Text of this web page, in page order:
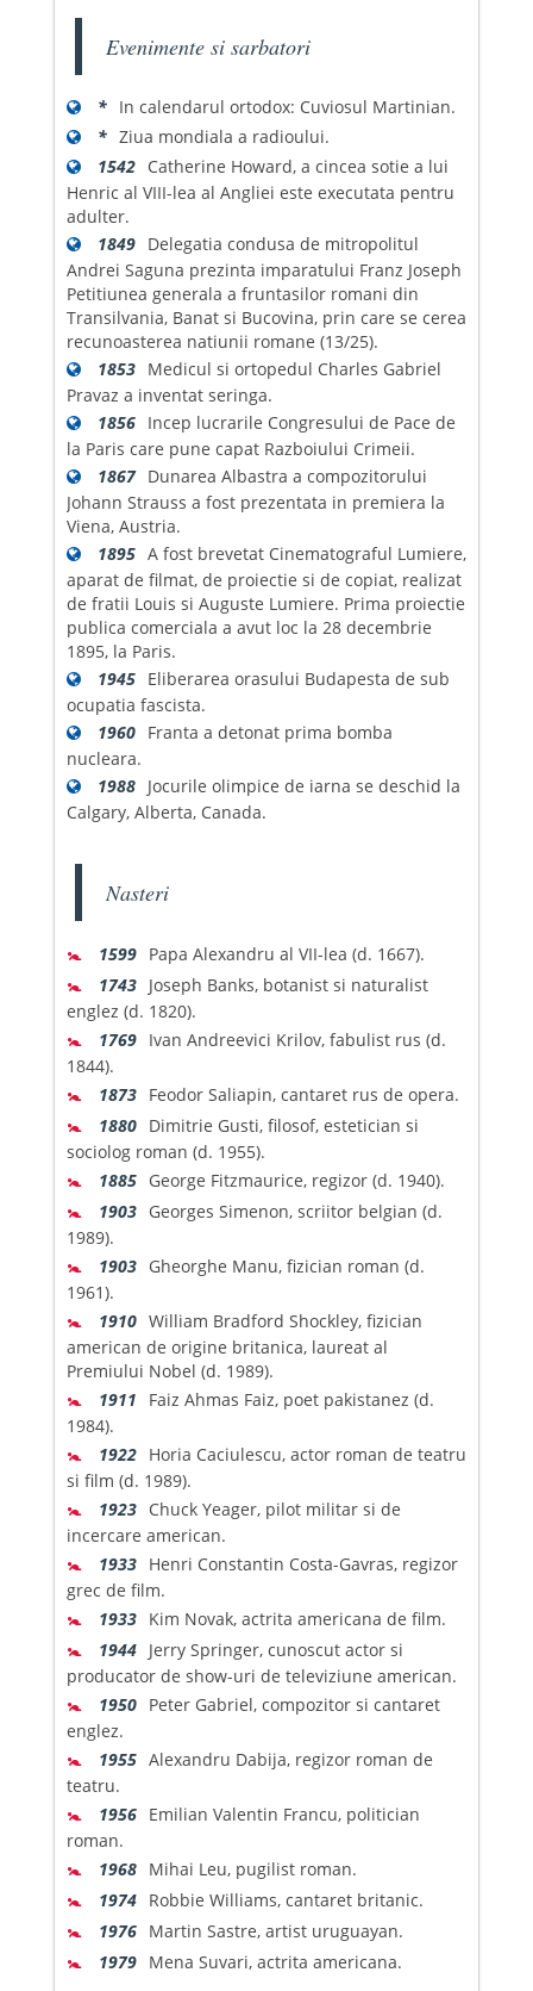
Evenimente si sarbatori
* In calendarul ortodox: Cuviosul Martinian.
* Ziua mondiala a radioului.
1542 Catherine Howard, a cincea sotie a lui
Henric al VIII-lea al Angliei este executata pentru
adulter.
1849 Delegatia condusa de mitropolitul
Andrei Saguna prezinta imparatului Franz Joseph
Petitiunea generala a fruntasilor romani din
Transilvania, Banat si Bucovina, prin care se cerea
recunoasterea natiunii romane (13/25).
1853 Medicul si ortopedul Charles Gabriel
Pravaz a inventat seringa.
1856 Incep lucrarile Congresului de Pace de
la Paris care pune capat Razboiului Crimeii.
1867 Dunarea Albastra a compozitorului
Johann Strauss a fost prezentata in premiera la
Viena, Austria.
1895 A fost brevetat Cinematograful Lumiere,
aparat de filmat, de proiectie si de copiat, realizat
de fratii Louis si Auguste Lumiere. Prima proiectie
publica comerciala a avut loc la 28 decembrie
1895, la Paris.
1945 Eliberarea orasului Budapesta de sub
ocupatia fascista.
1960 Franta a detonat prima bomba
nucleara.
1988 Jocurile olimpice de iarna se deschid la
Calgary, Alberta, Canada.
Nasteri
🚼 1599 Papa Alexandru al VII-lea (d. 1667).
🚼 1743 Joseph Banks, botanist si naturalist
englez (d. 1820).
🚼 1769 Ivan Andreevici Krilov, fabulist rus (d.
1844).
🚼 1873 Feodor Saliapin, cantaret rus de opera.
🚼 1880 Dimitrie Gusti, filosof, estetician si
sociolog roman (d. 1955).
🚼 1885 George Fitzmaurice, regizor (d. 1940).
🚼 1903 Georges Simenon, scriitor belgian (d.
1989).
🚼 1903 Gheorghe Manu, fizician roman (d.
1961).
🚼 1910 William Bradford Shockley, fizician
american de origine britanica, laureat al
Premiului Nobel (d. 1989).
🚼 1911
Faiz Ahmas Faiz, poet pakistanez (d.
1984).
🚼 1922 Horia Caciulescu, actor roman de teatru
si film (d. 1989).
🚼 1923 Chuck Yeager, pilot militar si de
incercare american.
🚼 1933 Henri Constantin Costa-Gavras, regizor
grec de film.
🚼 1933 Kim Novak, actrita americana de film.
🚼 1944 Jerry Springer, cunoscut actor si
producator de show-uri de televiziune american.
🚼 1950 Peter Gabriel, compozitor si cantaret
englez.
🚼 1955 Alexandru Dabija, regizor roman de
teatru.
🚼 1956 Emilian Valentin Francu, politician
roman.
🚼 1968 Mihai Leu, pugilist roman.
🚼 1974 Robbie Williams, cantaret britanic.
🚼 1976 Martin Sastre, artist uruguayan.
🚼 1979 Mena Suvari, actrita americana.